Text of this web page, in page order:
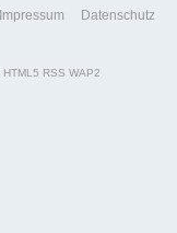
Impressum Datenschutz
HTML5 RSS WAP2